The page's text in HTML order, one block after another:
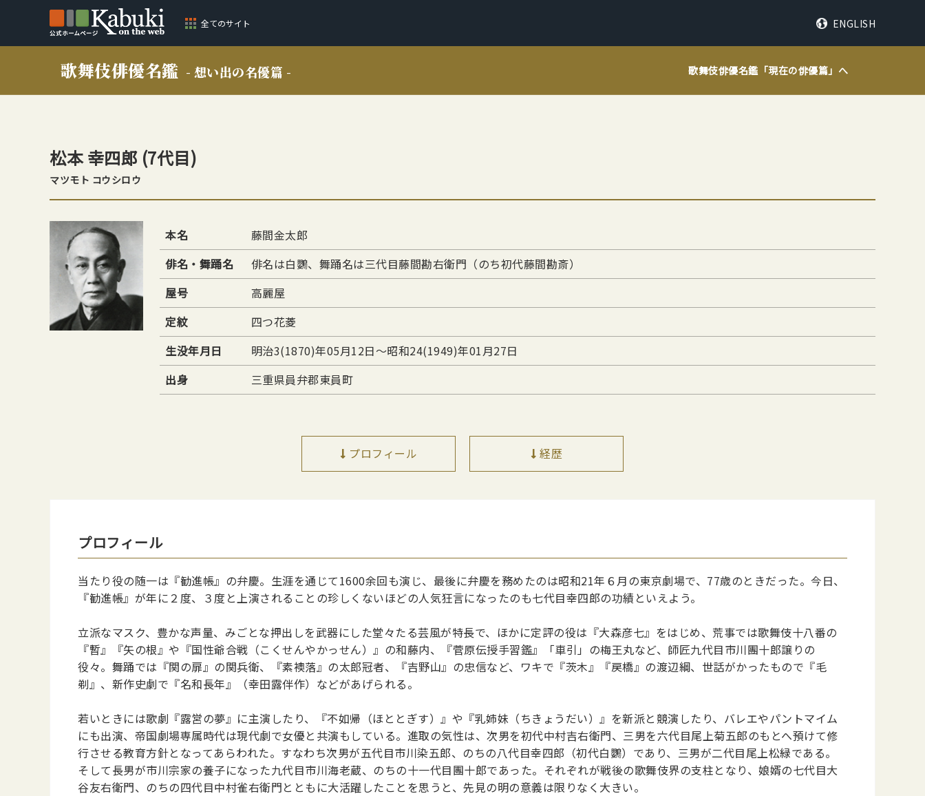
全てのサイト ENGLISH
歌舞伎俳優名鑑 - 想い出の名優篇 - 歌舞伎俳優名鑑「現在の俳優篇」へ
松本 幸四郎 (7代目)
マツモト コウシロウ
本名
藤間金太郎
俳名・舞踊名
俳名は白鸚、舞踊名は三代目藤間勘右衛門（のち初代藤間勘斎）
屋号
高麗屋
定紋
四つ花菱
生没年月日
明治3(1870)年05月12日〜昭和24(1949)年01月27日
出身
三重県員弁郡東員町
プロフィール 経歴
プロフィール
当たり役の随一は『勧進帳』の弁慶。生涯を通じて1600余回も演じ、最後に弁慶を務めたのは昭和21年６月の東京劇場で、77歳のときだった。今日、
『勧進帳』が年に２度、３度と上演されることの珍しくないほどの人気狂言になったのも七代目幸四郎の功績といえよう。
立派なマスク、豊かな声量、みごとな押出しを武器にした堂々たる芸風が特長で、ほかに定評の役は『大森彦七』をはじめ、荒事では歌舞伎十八番の
『暫』『矢の根』や『国性爺合戦（こくせんやかっせん）』の和藤内、『菅原伝授手習鑑』「車引」の梅王丸など、師匠九代目市川團十郎譲りの
役々。舞踊では『関の扉』の関兵衛、『素襖落』の太郎冠者、『吉野山』の忠信など、ワキで『茨木』『戻橋』の渡辺綱、世話がかったもので『毛
剃』、新作史劇で『名和長年』（幸田露伴作）などがあげられる。
若いときには歌劇『露営の夢』に主演したり、『不如帰（ほととぎす）』や『乳姉妹（ちきょうだい）』を新派と競演したり、バレエやパントマイム
にも出演、帝国劇場専属時代は現代劇で女優と共演もしている。進取の気性は、次男を初代中村吉右衛門、三男を六代目尾上菊五郎のもとへ預けて修
行させる教育方針となってあらわれた。すなわち次男が五代目市川染五郎、のちの八代目幸四郎（初代白鸚）であり、三男が二代目尾上松緑である。
そして長男が市川宗家の養子になった九代目市川海老蔵、のちの十一代目團十郎であった。それぞれが戦後の歌舞伎界の支柱となり、娘婿の七代目大
谷友右衛門、のちの四代目中村雀右衛門とともに大活躍したことを思うと、先見の明の意義は限りなく大きい。